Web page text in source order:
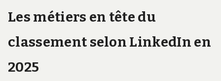
Les métiers en tête du
classement selon LinkedIn en
2025